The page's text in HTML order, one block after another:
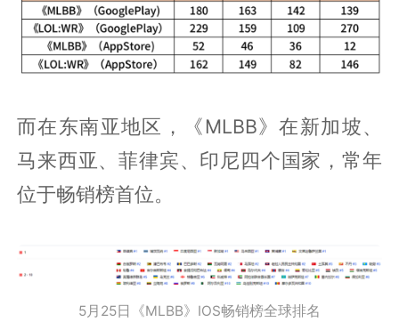
而在东南亚地区，《MLBB》在新加坡、
马来西亚、菲律宾、印尼四个国家，常年
位于畅销榜首位。
5月25日《MLBB》IOS畅销榜全球排名